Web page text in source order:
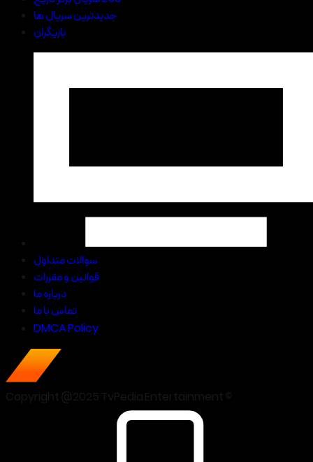
جدیدترین سریال ها
بازیگران
سوالات متداول
قوانین و مقررات
درباره ما
تماس با ما
DMCA Policy